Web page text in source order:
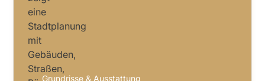
Grundrisse & Ausstattung